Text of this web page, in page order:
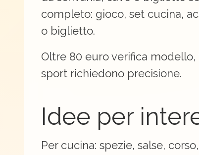
completo: gioco, set cucina,
o biglietto.
Oltre 80 euro verifica
sport richiedono precisione.
Idee per
Per cucina: spezie, salse,